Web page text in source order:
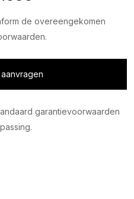
de overeengekomen
garantievoorwaarden